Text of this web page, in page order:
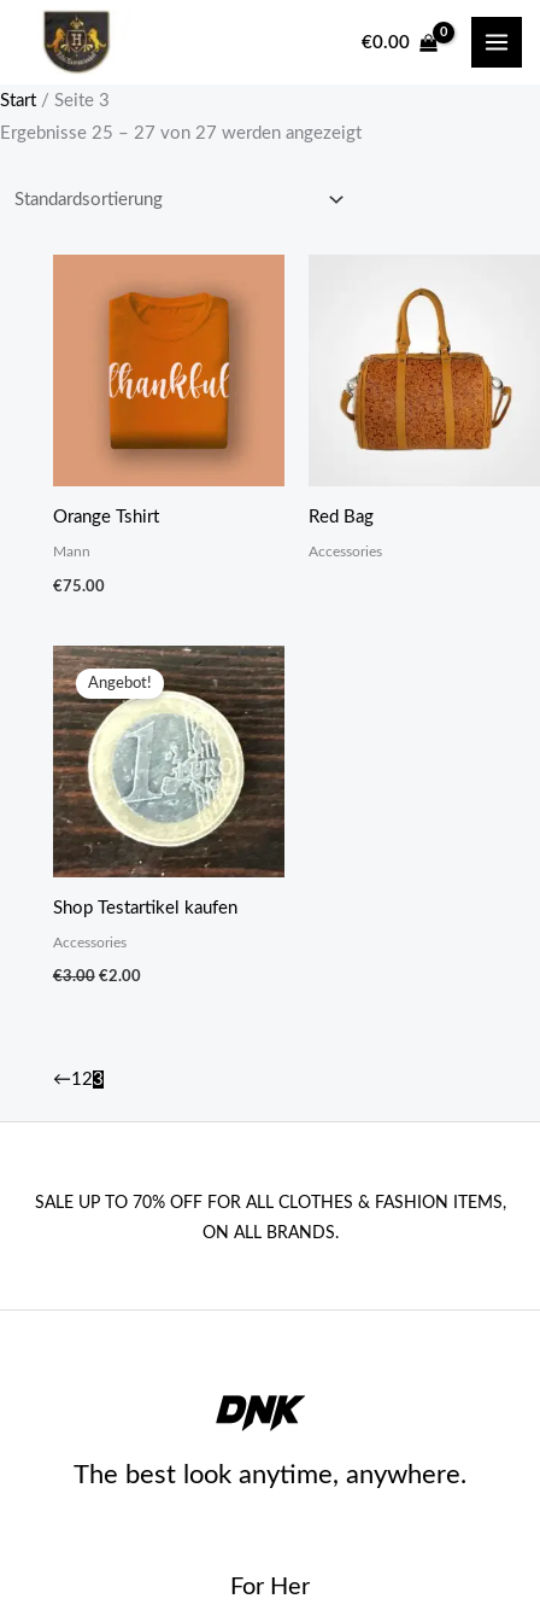
€0.00
Start / Seite 3
Ergebnisse 25 – 27 von 27 werden angezeigt
Orange Tshirt
Mann
€75.00
Red Bag
Accessories
Angebot!
Shop Testartikel kaufen
Accessories
€3.00 Ursprünglicher
€2.00Aktueller
←1 23
SALE UP TO 70% OFF FOR ALL CLOTHES & FASHION ITEMS,
ON ALL BRANDS.
The best look anytime, anywhere.
For Her